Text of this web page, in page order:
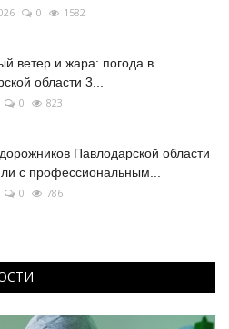
0 1582
ветер и жара: погода в
области 3...
0 823
Павлодарской области
с профессиональным...
0 786